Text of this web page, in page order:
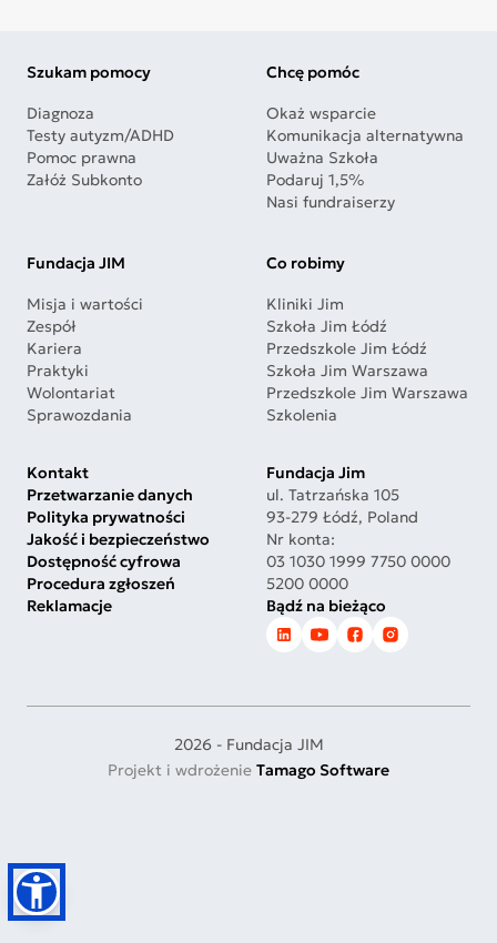
Szukam pomocy
Diagnoza
Testy autyzm/ADHD
Pomoc prawna
Załóż Subkonto
Chcę pomóc
Okaż wsparcie
Komunikacja alternatywna
Uważna Szkoła
Podaruj 1,5%
Nasi fundraiserzy
Fundacja JIM
Misja i wartości
Zespół
Kariera
Praktyki
Wolontariat
Sprawozdania
Co robimy
Kliniki Jim
Szkoła Jim Łódź
Przedszkole Jim Łódź
Szkoła Jim Warszawa
Przedszkole Jim Warszawa
Szkolenia
Kontakt
Przetwarzanie danych
Polityka prywatności
Jakość i bezpieczeństwo
Dostępność cyfrowa
Procedura zgłoszeń
Reklamacje
Fundacja Jim
ul. Tatrzańska 105
93-279 Łódź, Poland
Nr konta:
03 1030 1999 7750 0000
5200 0000
Bądź na bieżąco
2026 - Fundacja JIM
Projekt i wdrożenie Tamago Software